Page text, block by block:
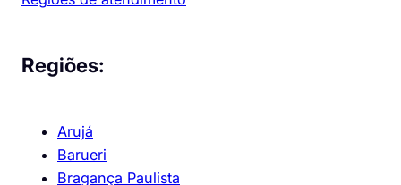
Regiões:
Arujá
Barueri
Bragança Paulista